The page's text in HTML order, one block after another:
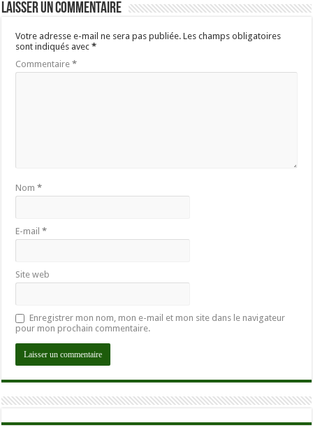
Laisser un commentaire
Votre adresse e-mail ne sera pas publiée. Les champs obligatoires
sont indiqués avec*
Commentaire*
Nom*
E-mail*
Site web
Enregistrer mon nom, mon e-mail et mon site dans le navigateur
pour mon prochain commentaire.